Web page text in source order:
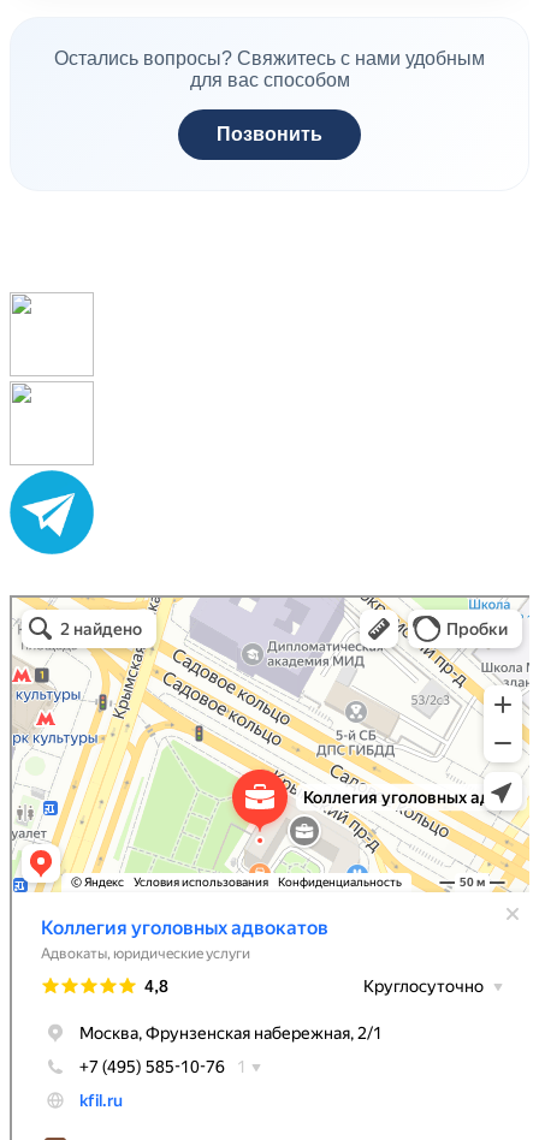
Остались вопросы? Свяжитесь с нами удобным
для вас способом
Позвонить
Коллегия уголовных адвокатов
Адвокаты в Москве
Юридические услуги в Москве